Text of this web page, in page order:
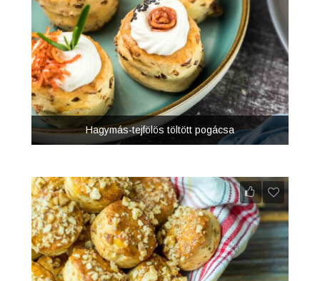
Hagymás-tejfölös töltött pogácsa